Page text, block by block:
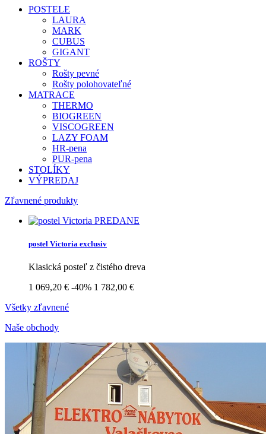
POSTELE
LAURA
MARK
CUBUS
GIGANT
ROŠTY
Rošty pevné
Rošty polohovateľné
MATRACE
THERMO
BIOGREEN
VISCOGREEN
LAZY FOAM
HR-pena
PUR-pena
STOLÍKY
VÝPREDAJ
Zľavnené produkty
postel Victoria exclusiv
Klasická posteľ z čistého dreva
1 069,20 € -40% 1 782,00 €
Všetky zľavnené
Naše obchody